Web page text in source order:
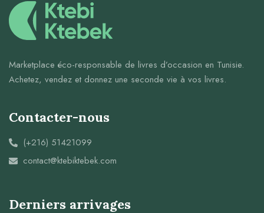
Marketplace éco-responsable de livres d’occasion en Tunisie.
Achetez, vendez et donnez une seconde vie à vos livres.
Contacter-nous
(+216) 51421099
contact@ktebiktebek.com
Derniers arrivages